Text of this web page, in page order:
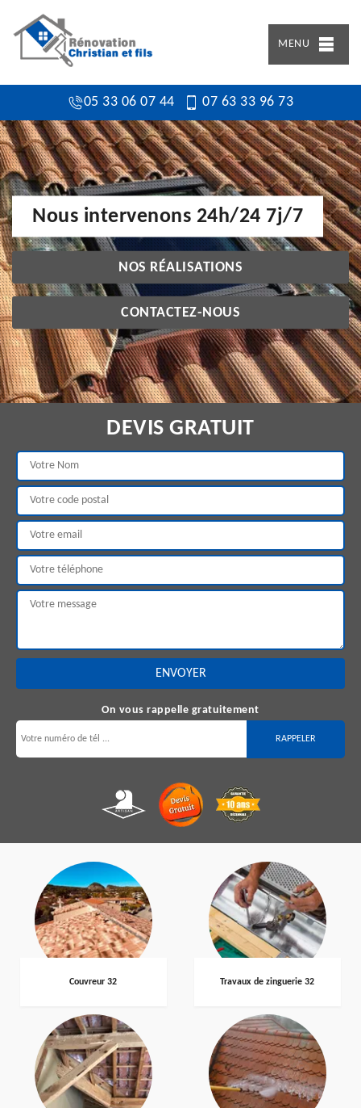
MENU
05 33 06 07 44 07 63 33 96 73
Nous intervenons 24h/24 7j/7
NOS RÉALISATIONS
CONTACTEZ-NOUS
DEVIS GRATUIT
On vous rappelle gratuitement
Couvreur 32 Travaux de zinguerie 32